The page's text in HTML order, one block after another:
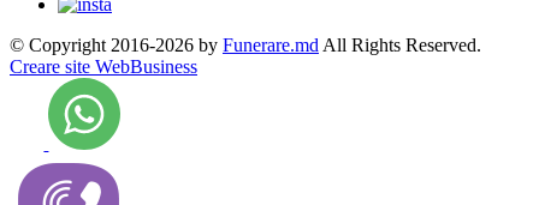
© Copyright 2016-2026 by Funerare.md All Rights Reserved.
Creare site WebBusiness